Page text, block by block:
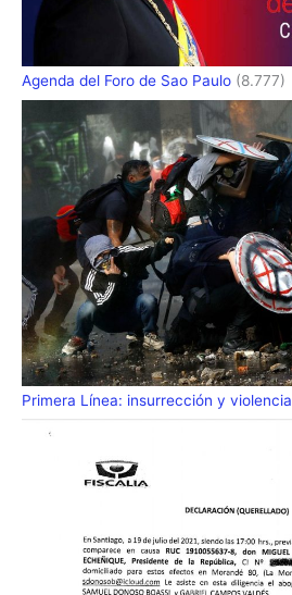
Agenda del Foro de Sao Paulo (8.777)
Primera Línea: insurrección y violencia